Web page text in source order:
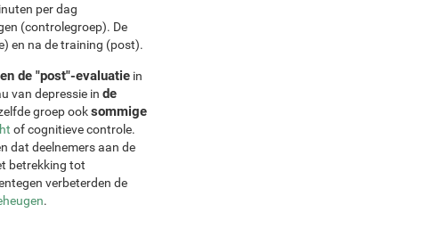
per dag
(controlegroep). De
en na de training (post).
de "post"-evaluatie in
van depressie in de
groep ooksommige
of cognitieve controle.
dat deelnemers aan de
betrekking tot
verbeterden de
.